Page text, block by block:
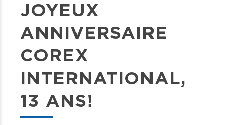
JOYEUX
ANNIVERSAIRE
COREX
INTERNATIONAL,
13 ANS!